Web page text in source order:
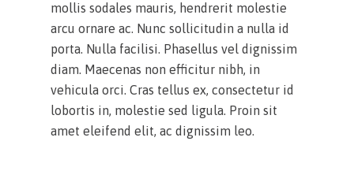
mollis sodales mauris, hendrerit molestie
arcu ornare ac. Nunc sollicitudin a nulla id
porta. Nulla facilisi. Phasellus vel dignissim
diam. Maecenas non efficitur nibh, in
vehicula orci. Cras tellus ex, consectetur id
lobortis in, molestie sed ligula. Proin sit
amet eleifend elit, ac dignissim leo.